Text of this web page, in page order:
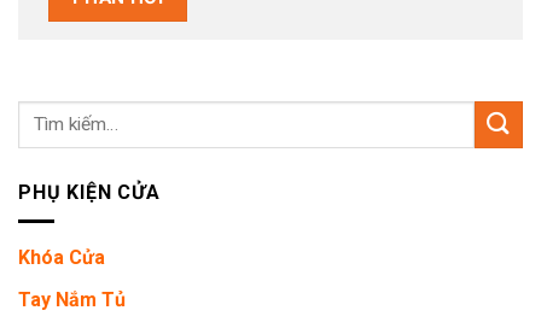
Tìm
PHỤ KIỆN CỬA
Khóa Cửa
Tay Nắm Tủ